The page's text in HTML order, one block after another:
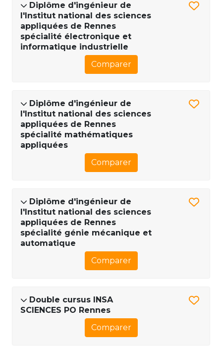
Diplôme d'ingénieur de
l'Institut national des sciences
appliquées de Rennes
spécialité électronique et
informatique industrielle
Comparer
Diplôme d'ingénieur de
l'Institut national des sciences
appliquées de Rennes
spécialité mathématiques
appliquées
Comparer
Diplôme d'ingénieur de
l'Institut national des sciences
appliquées de Rennes
spécialité génie mécanique et
automatique
Comparer
Double cursus INSA
SCIENCES PO Rennes
Comparer